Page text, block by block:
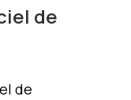
de
de